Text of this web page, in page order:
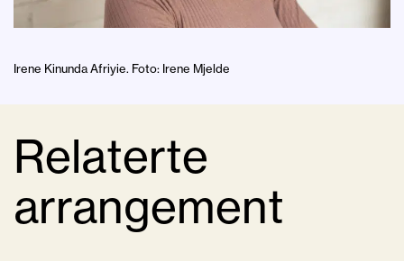
Irene Kinunda Afriyie. Foto: Irene Mjelde
Relaterte
arrangement